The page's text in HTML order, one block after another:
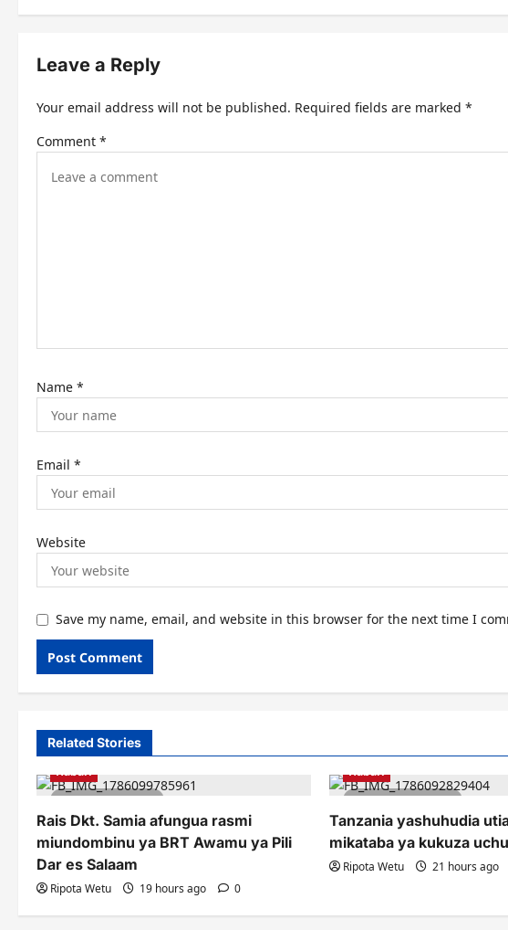
s
t
a
v
o
n
Leave a Reply
Your email address will not be published. Required fields are marked *
Comment *
Name *
Email *
Website
Save my name, email, and website in this browser for the next time I
Related Stories
1 minute read
Habari
Rais Dkt. Samia afungua rasmi
miundombinu ya BRT Awamu ya Pili
Dar es Salaam
Ripota Wetu 19 hours ago 0
2 minutes read
Habari
Tanzania yashuhudia
mikataba ya kukuza
Ripota Wetu 21 hours ago